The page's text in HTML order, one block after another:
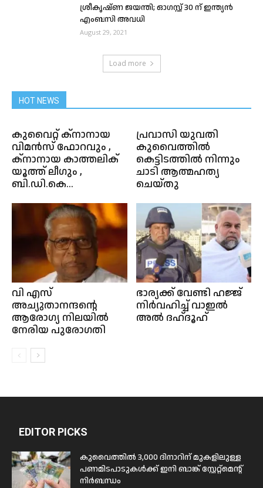
ശ്രീകൃഷ്ണ ജയന്തി; ഓഗസ്റ്റ് 30 ന് ഇന്ത്യൻ
എംബസി അവധി
August 29, 2021
Load more
HOT NEWS
കുവൈറ്റ് ക്‌നാനായ
വിമൻസ് ഫോറവും ,
ക്‌നാനായ കാത്തലിക്
യൂത്ത് ലീഗും ,
ബി.ഡി.കെ...
പ്രവാസി യുവതി
കുവൈത്തിൽ
കെട്ടിടത്തിൽ നിന്നും
ചാടി ആത്മഹത്യ
ചെയ്തു
വി എസ്
അച്യുതാനന്ദന്റെ
ആരോഗ്യ നിലയില്‍
നേരിയ പുരോഗതി
ഭാര്യക്ക് വേണ്ടി ഹജ്ജ്
നിർവഹിച്ച് വാഇൽ
അൽ ദഹ്ദൂഹ്
EDITOR PICKS
കുവൈത്തിൽ 3,000 ദിനാറിന് മുകളിലുള്ള
പണമിടപാടുകൾക്ക് ഇനി ബാങ്ക് സ്റ്റേറ്റ്മെന്റ്
നിർബന്ധം